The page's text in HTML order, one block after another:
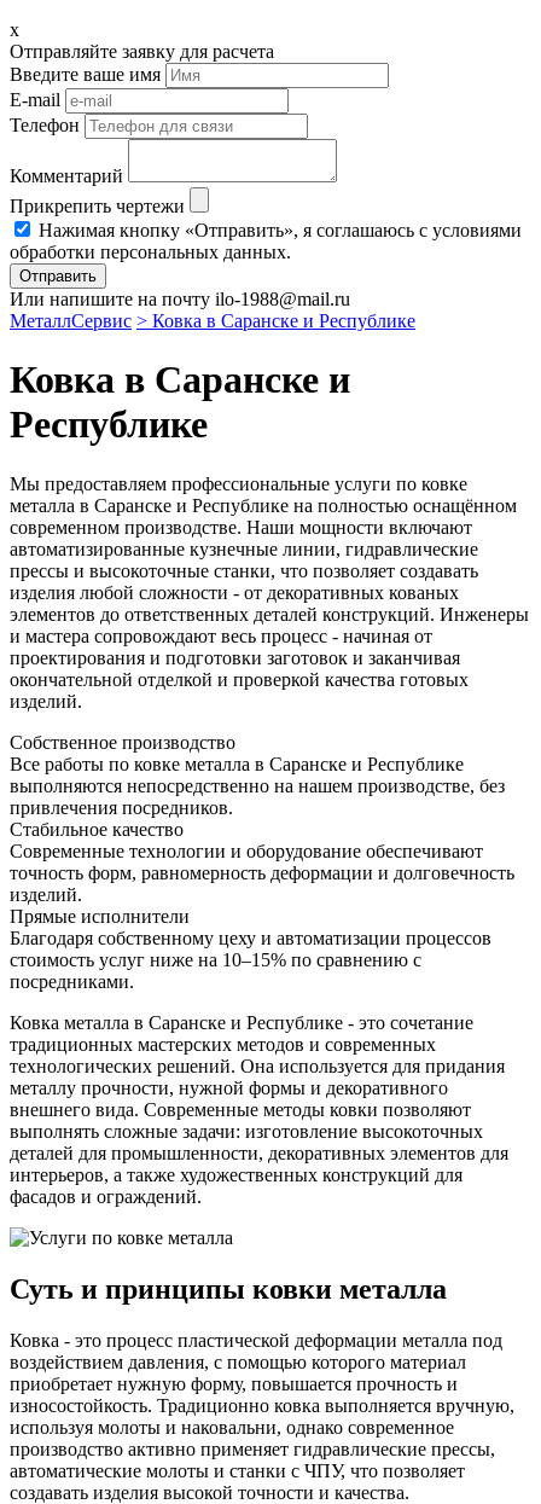
x
Отправляйте заявку для расчета
Введите ваше имя
E-mail
Телефон
Комментарий
Прикрепить чертежи
Нажимая кнопку «Отправить», я соглашаюсь с условиями
обработки персональных данных.
Отправить
Или напишите на почту ilo-1988@mail.ru
МеталлСервис > Ковка в Саранске и Республике
Ковка в Саранске и
Республике
Мы предоставляем профессиональные услуги по ковке
металла в Саранске и Республике на полностью оснащённом
современном производстве. Наши мощности включают
автоматизированные кузнечные линии, гидравлические
прессы и высокоточные станки, что позволяет создавать
изделия любой сложности - от декоративных кованых
элементов до ответственных деталей конструкций. Инженеры
и мастера сопровождают весь процесс - начиная от
проектирования и подготовки заготовок и заканчивая
окончательной отделкой и проверкой качества готовых
изделий.
Собственное производство
Все работы по ковке металла в Саранске и Республике
выполняются непосредственно на нашем производстве, без
привлечения посредников.
Стабильное качество
Современные технологии и оборудование обеспечивают
точность форм, равномерность деформации и долговечность
изделий.
Прямые исполнители
Благодаря собственному цеху и автоматизации процессов
стоимость услуг ниже на 10–15% по сравнению с
посредниками.
Ковка металла в Саранске и Республике - это сочетание
традиционных мастерских методов и современных
технологических решений. Она используется для придания
металлу прочности, нужной формы и декоративного
внешнего вида. Современные методы ковки позволяют
выполнять сложные задачи: изготовление высокоточных
деталей для промышленности, декоративных элементов для
интерьеров, а также художественных конструкций для
фасадов и ограждений.
Суть и принципы ковки металла
Ковка - это процесс пластической деформации металла под
воздействием давления, с помощью которого материал
приобретает нужную форму, повышается прочность и
износостойкость. Традиционно ковка выполняется вручную,
используя молоты и наковальни, однако современное
производство активно применяет гидравлические прессы,
автоматические молоты и станки с ЧПУ, что позволяет
создавать изделия высокой точности и качества.